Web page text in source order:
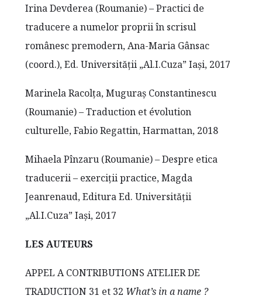
Irina Devderea (Roumanie) – Practici de
traducere a numelor proprii în scrisul
românesc premodern, Ana-Maria Gânsac
(coord.), Ed. Universităţii „Al.I.Cuza” Iaşi, 2017
Marinela Racolţa, Muguraş Constantinescu
(Roumanie) – Traduction et évolution
culturelle, Fabio Regattin, Harmattan, 2018
Mihaela Pînzaru (Roumanie) – Despre etica
traducerii – exerciții practice, Magda
Jeanrenaud, Editura Ed. Universităţii
„Al.I.Cuza” Iaşi, 2017
LES AUTEURS
APPEL A CONTRIBUTIONS ATELIER DE
TRADUCTION 31 et 32 What’s in a name ?